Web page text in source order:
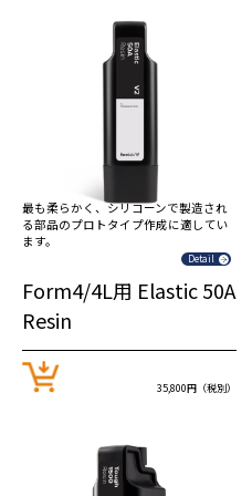
最も柔らかく、シリコーンで製造され
る部品のプロトタイプ作成に適してい
ます。
Detail
Form4/4L用 Elastic 50A
Resin
35,800円（税別）